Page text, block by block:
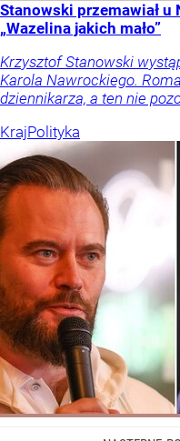
Stanowski przemawiał
„Wazelina jakich mało”
Krzysztof Stanowski
Karola Nawrockiego.
dziennikarza, a ten nie
KrajPolityka